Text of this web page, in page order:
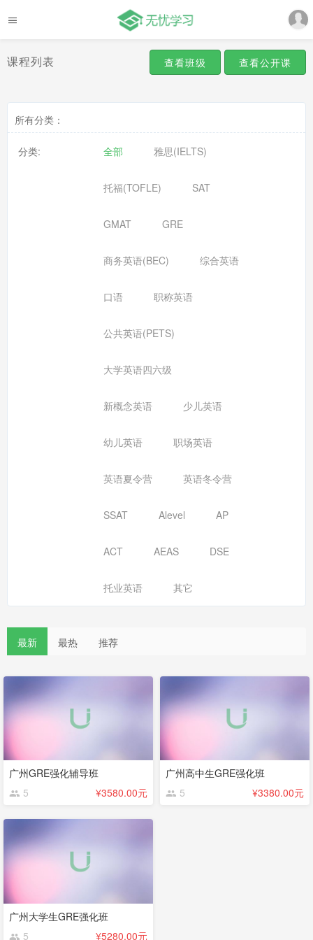
课程列表 查看班级 查看公开课
所有分类：
分类: 全部 雅思(IELTS)
托福(TOFLE) SAT
GMAT GRE
商务英语(BEC) 综合英语
口语 职称英语
公共英语(PETS)
大学英语四六级
新概念英语 少儿英语
幼儿英语 职场英语
英语夏令营 英语冬令营
SSAT Alevel AP
ACT AEAS DSE
托业英语 其它
最新 最热 推荐
广州GRE强化辅导班
5
¥3580.00元
广州高中生GRE强化班
5
¥3380.00元
广州大学生GRE强化班
5
¥5280.00元